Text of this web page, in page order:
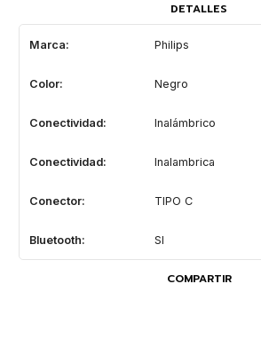
DETALLES
Marca: Philips
Color: Negro
Conectividad: Inalámbrico
Conectividad: Inalambrica
Conector: TIPO C
Bluetooth: SI
COMPARTIR